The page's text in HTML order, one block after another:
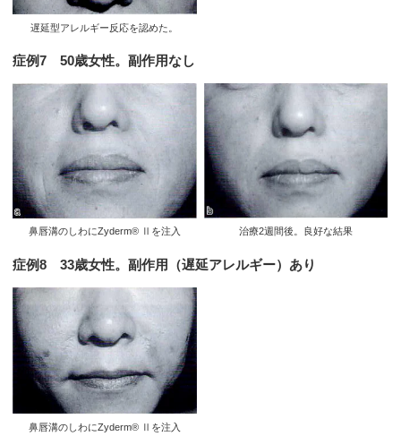
遅延型アレルギー反応を認めた。
症例7 50歳女性。副作用なし
鼻唇溝のしわにZyderm® Ⅱを注入 治療2週間後。良好な結果
症例8 33歳女性。副作用（遅延アレルギー）あり
鼻唇溝のしわにZyderm® Ⅱを注入